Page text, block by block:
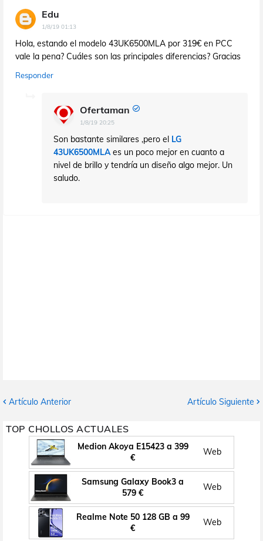
Edu
1/8/19 01:13
Hola, estando el modelo 43UK6500MLA por 319€ en PCC
vale la pena? Cuáles son las principales diferencias? Gracias
Responder
Ofertaman
1/8/19 20:25
Son bastante similares ,pero el LG
43UK6500MLAes un poco mejor en cuanto a
nivel de brillo y tendría un diseño algo mejor. Un
saludo.
Artículo Anterior Artículo Siguiente
TOP CHOLLOS ACTUALES
Medion Akoya E15423 a 399
€
Web
Samsung Galaxy Book3 a
579 €
Web
Realme Note 50 128 GB a 99
€
Web